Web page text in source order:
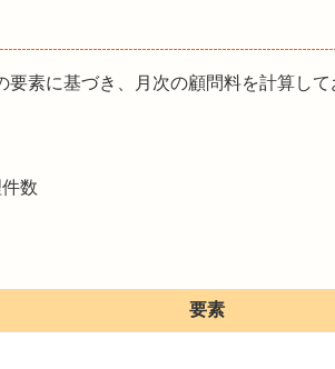
要素に基づき、月次の顧問料を計算して
数
要素